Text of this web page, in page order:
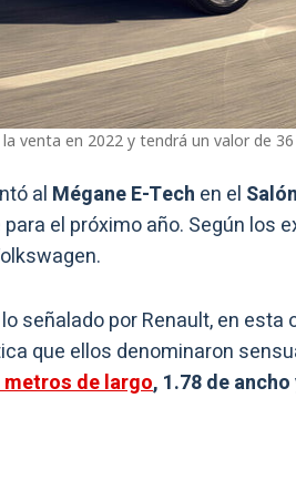
venta en 2022 y tendrá un valor de
al Mégane E-Tech en el
el próximo año. Según los
señalado por Renault, en
que ellos denominaron
de largo, 1.78 de